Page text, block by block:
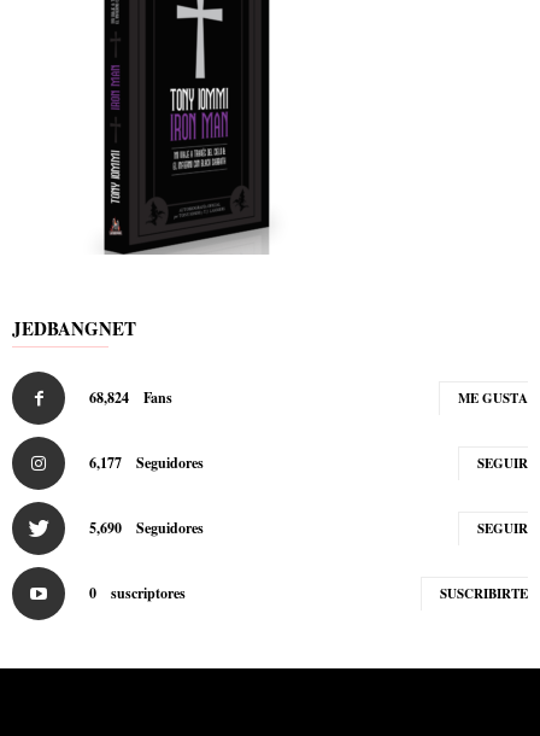
JEDBANGNET
68,824 Fans ME GUSTA
6,177 Seguidores SEGUIR
5,690 Seguidores SEGUIR
0 suscriptores SUSCRIBIRTE